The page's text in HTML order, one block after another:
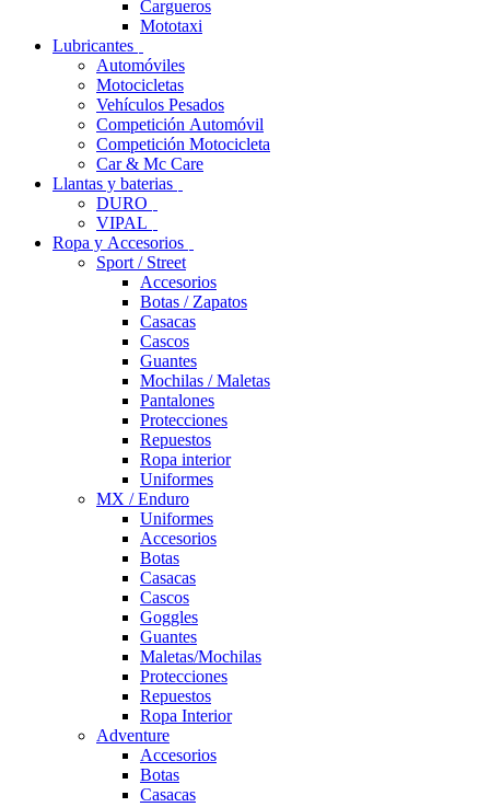
Cargueros
Mototaxi
Lubricantes
Automóviles
Motocicletas
Vehículos Pesados
Competición Automóvil
Competición Motocicleta
Car & Mc Care
Llantas y baterias
DURO
VIPAL
Ropa y Accesorios
Sport / Street
Accesorios
Botas / Zapatos
Casacas
Cascos
Guantes
Mochilas / Maletas
Pantalones
Protecciones
Repuestos
Ropa interior
Uniformes
MX / Enduro
Uniformes
Accesorios
Botas
Casacas
Cascos
Goggles
Guantes
Maletas/Mochilas
Protecciones
Repuestos
Ropa Interior
Adventure
Accesorios
Botas
Casacas